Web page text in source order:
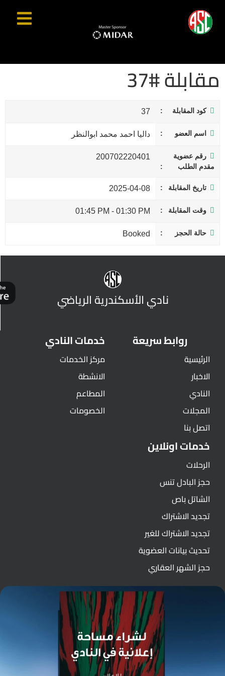
مقابلة #37
كود المقابلة 37
اسم العضو داليا احمد محمد ابوالنظر
رقم عضوية
مقدم الطلب
200702220401
تاريخ المقابلة 2025-04-08
وقت المقابلة 01:30 PM
-
01:45 PM
حالة الحجز Booked
نادي الأسكندرية الرياضي
روابط سريعة
الرئيسية
الاخبار
النادي
المجلات
اتصل بنا
خدمات النادي
مركز الخدمات
الانشطة
المطاعم
الخصومات
خدمات اونلاين
الرحلات
حجز البادل تنس
الشاتل باص
تجديد الاشتراك
تجديد الاشتراك للغير
تحديث بيانات العضوية
حجز الشهر العقاري